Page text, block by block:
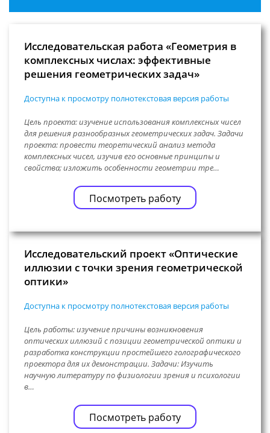
Исследовательская работа «Геометрия в
комплексных числах: эффективные
решения геометрических задач»
Доступна к просмотру полнотекстовая версия работы
Цель проекта: изучение использования комплексных чисел
для решения разнообразных геометрических задач. Задачи
проекта: провести теоретический анализ метода
комплексных чисел, изучив его основные принципы и
свойства; изложить особенности геометрии тре…
Посмотреть работу
Исследовательский проект «Оптические
иллюзии с точки зрения геометрической
оптики»
Доступна к просмотру полнотекстовая версия работы
Цель работы: изучение причины возникновения
оптических иллюзий с позиции геометрической оптики и
разработка конструкции простейшего голографического
проектора для их демонстрации. Задачи: Изучить
научную литературу по физиологии зрения и психологии
в…
Посмотреть работу